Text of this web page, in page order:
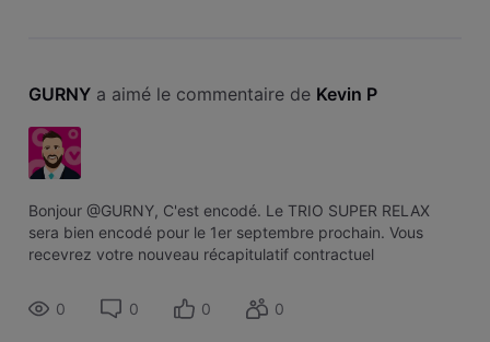
GURNY a aimé le commentaire de Kevin P
Bonjour @GURNY, C'est encodé. Le TRIO SUPER RELAX
sera bien encodé pour le 1er septembre prochain. Vous
recevrez votre nouveau récapitulatif contractuel
0
0 0 0